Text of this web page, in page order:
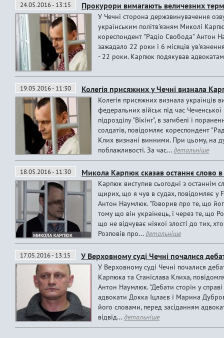
24.05.2016 - 13:15 Прокурори вимагають величезних
У Чечні сторона держзвинувачення
українським політв'язням Миколі
кореспондент "Радіо Свобода" Антон
зажадало 22 роки і 6 місяців
- 22 роки. Карпюк подякував адвокатам,
19.05.2016 - 11:30 Колегія присяжних у Чечні визнала
Колегія присяжних визнала українців
федеральних військ під час
підрозділу "Вікінг", в загибелі і
солдатів, повідомляє кореспондент
Клих визнані винними. При цьому, на
поблажливості. За час...детальніше
18.05.2016 - 11:30 Микола Карпюк сказав останнє слово в
Карпюк виступив сьогодні з останнім
щирих, що я чув в судах, повідомляє у
Антон Наумлюк. "Говорив про те, що
тому що він українець, і через те, що
що не відчуває ніякої злості до тих,
Розповів про...детальніше
17.05.2016 - 13:15 У Верховному суді Чечні почалися
У Верховному суді Чечні почалися
Карпюка та Станіслава Клиха,
Антон Наумлюк. "Дебати сторін у
адвокати Докка Іцлаєв і Марина
його словами, перед засіданням
відвід...детальніше